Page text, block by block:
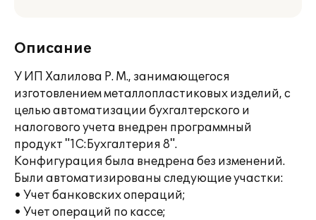
Описание
У ИП Халилова Р. М., занимающегося
изготовлением металлопластиковых изделий, с
целью автоматизации бухгалтерского и
налогового учета внедрен программный
продукт "1С:Бухгалтерия 8".
Конфигурация была внедрена без изменений.
Были автоматизированы следующие участки:
• Учет банковских операций;
• Учет операций по кассе;